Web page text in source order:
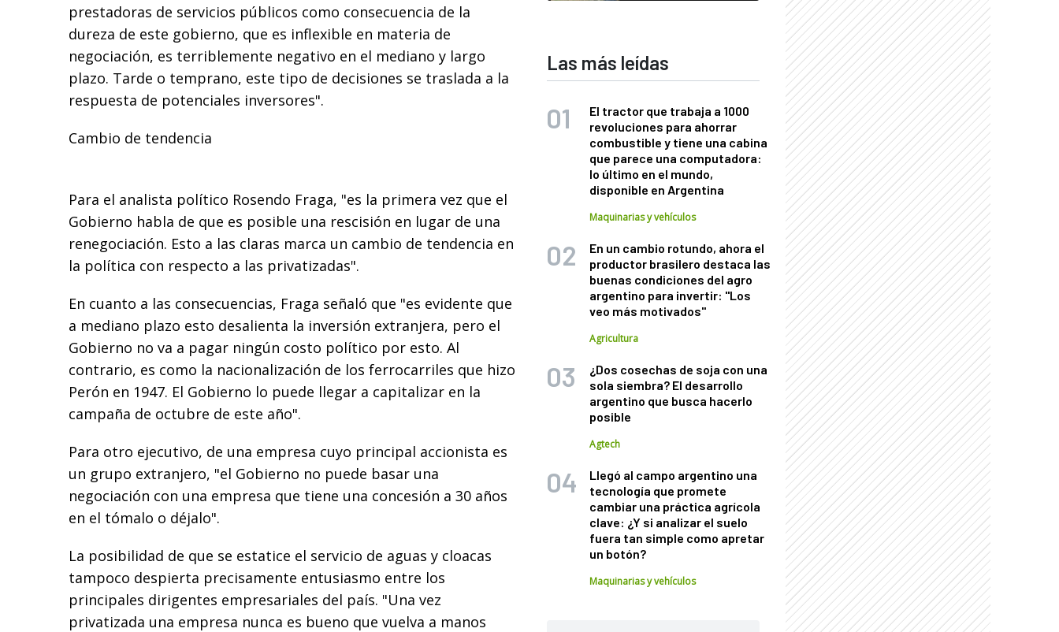
prestadoras de servicios públicos como consecuencia de la
dureza de este gobierno, que es inflexible en materia de
negociación, es terriblemente negativo en el mediano y largo
plazo. Tarde o temprano, este tipo de decisiones se traslada a la
respuesta de potenciales inversores".
Cambio de tendencia
Para el analista político Rosendo Fraga, "es la primera vez que el
Gobierno habla de que es posible una rescisión en lugar de una
renegociación. Esto a las claras marca un cambio de tendencia en
la política con respecto a las privatizadas".
En cuanto a las consecuencias, Fraga señaló que "es evidente que
a mediano plazo esto desalienta la inversión extranjera, pero el
Gobierno no va a pagar ningún costo político por esto. Al
contrario, es como la nacionalización de los ferrocarriles que hizo
Perón en 1947. El Gobierno lo puede llegar a capitalizar en la
campaña de octubre de este año".
Para otro ejecutivo, de una empresa cuyo principal accionista es
un grupo extranjero, "el Gobierno no puede basar una
negociación con una empresa que tiene una concesión a 30 años
en el tómalo o déjalo".
La posibilidad de que se estatice el servicio de aguas y cloacas
tampoco despierta precisamente entusiasmo entre los
principales dirigentes empresariales del país. "Una vez
privatizada una empresa nunca es bueno que vuelva a manos
Las más leídas
El tractor que trabaja a 1000
revoluciones para ahorrar
combustible y tiene una cabina
que parece una computadora:
lo último en el mundo,
disponible en Argentina
Maquinarias y vehículos
En un cambio rotundo, ahora el
productor brasilero destaca las
buenas condiciones del agro
argentino para invertir: "Los
veo más motivados"
Agricultura
¿Dos cosechas de soja con una
sola siembra? El desarrollo
argentino que busca hacerlo
posible
Agtech
Llegó al campo argentino una
tecnología que promete
cambiar una práctica agrícola
clave: ¿Y si analizar el suelo
fuera tan simple como apretar
un botón?
Maquinarias y vehículos